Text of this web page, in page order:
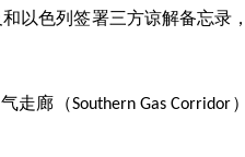
以色列签署三方谅解备忘录
廊（Southern Gas Corridor